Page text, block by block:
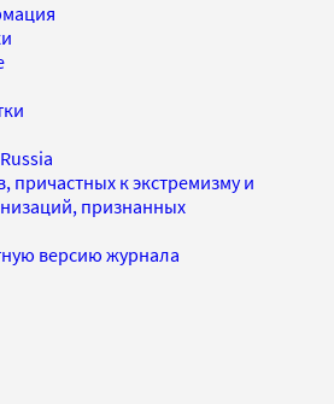
причастных к экстремизму и
признанных
версию журнала